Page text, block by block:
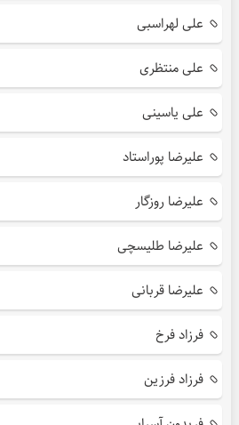
علی لهراسبی
علی منتظری
علی یاسینی
علیرضا پوراستاد
علیرضا روزگار
علیرضا طلیسچی
علیرضا قربانی
فرزاد فرخ
فرزاد فرزین